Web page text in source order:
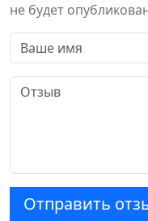
не будет
Отправить